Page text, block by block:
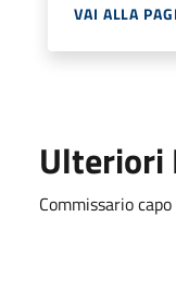
VAI ALLA
Ulteriori
Commissario